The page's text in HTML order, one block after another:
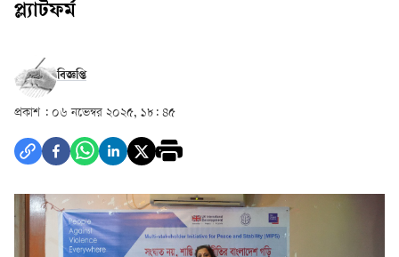
প্ল্যাটফর্ম
বিজ্ঞপ্তি
প্রকাশ : ০৬ নভেম্বর ২০২৫, ১৮: ৪৫